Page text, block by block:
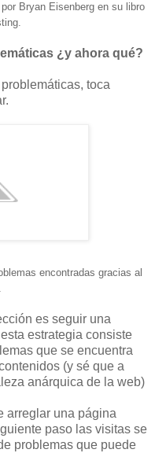
Bryan Eisenberg en su libro
¿y ahora qué?
toca
encontradas gracias al
es seguir una
estrategia consiste
que se encuentra
(y sé que a
anárquica de la web)
arreglar una página
paso las visitas se
problemas que puede